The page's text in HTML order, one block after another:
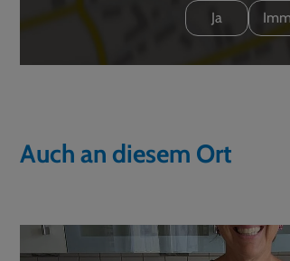
Ja
Auch an diesem Ort